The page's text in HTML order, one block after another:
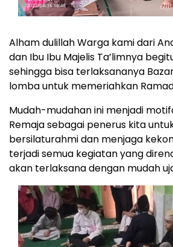
Alham dulillah Warga kami dari
dan Ibu Ibu Majelis Ta’limnya
sehingga bisa terlaksananya
lomba untuk memeriahkan
Mudah-mudahan ini menjadi
Remaja sebagai penerus kita
bersilaturahmi dan menjaga
terjadi semua kegiatan yang
akan terlaksana dengan mudah